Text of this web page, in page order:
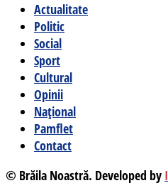
Actualitate
Politic
Social
Sport
Cultural
Opinii
Național
Pamflet
Contact
© Brăila Noastră. Developed by I